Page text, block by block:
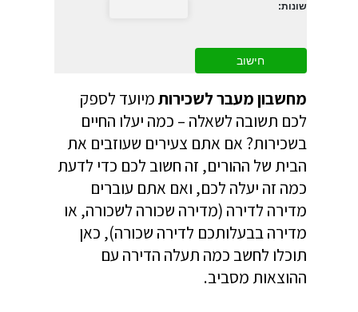
שונות:
מחשבון מעבר לשכירותמיועד לספק
לכם תשובה לשאלה – כמה יעלו החיים
בשכירות? אם אתם צעירים שעוזבים את
הבית של ההורים, זה חשוב לכם כדי לדעת
כמה זה יעלה לכם, ואם אתם עוברים
מדירה לדירה (מדירה שכורה לשכורה, או
מדירה בבעלותכם לדירה שכורה), כאן
תוכלו לחשב כמה תעלה הדירה עם
ההוצאות מסביב.